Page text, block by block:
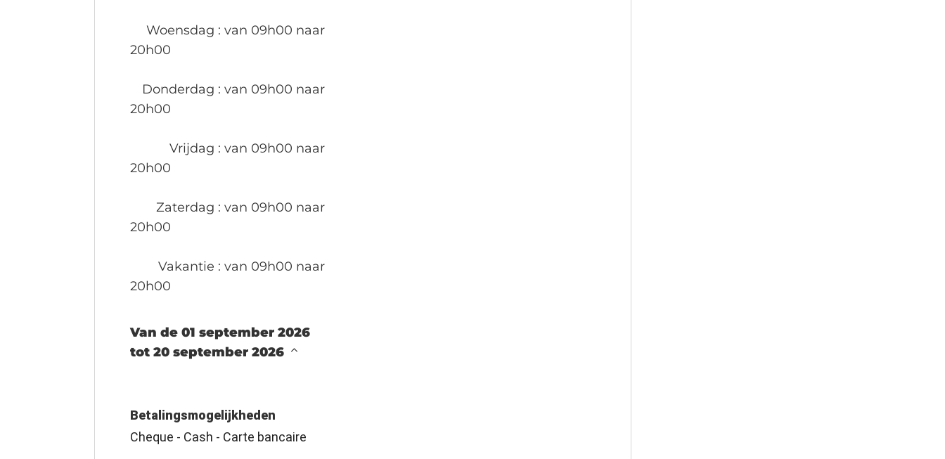
Woensdag : van 09h00 naar
20h00
Donderdag : van 09h00 naar
20h00
Vrijdag : van 09h00 naar
20h00
Zaterdag : van 09h00 naar
20h00
Vakantie : van 09h00 naar
20h00
Van de 01 september 2026
tot 20 september 2026
Betalingsmogelijkheden
Cheque - Cash - Carte bancaire